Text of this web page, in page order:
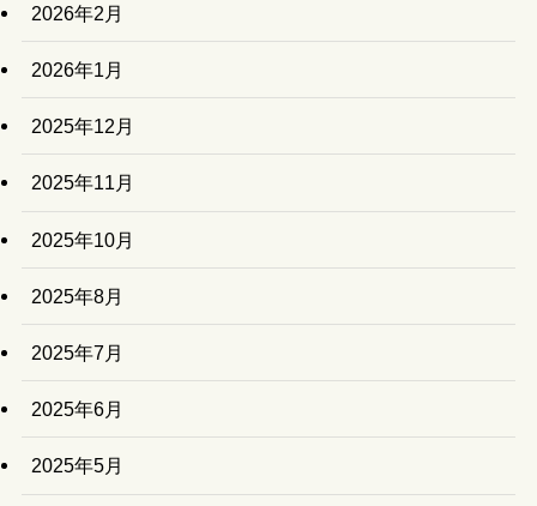
2026年2月
2026年1月
2025年12月
2025年11月
2025年10月
2025年8月
2025年7月
2025年6月
2025年5月